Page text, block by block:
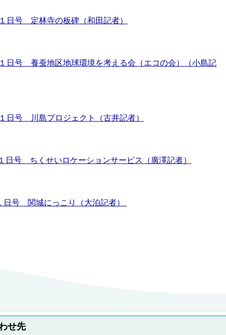
日号 定林寺の板碑（和田記者）
日号 養蚕地区地球環境を考える会（エコの会）（小島記
日号 川島プロジェクト（古井記者）
日号 ちくせいロケーションサービス（廣澤記者）
日号 関城にっこり（大泊記者）
せ先